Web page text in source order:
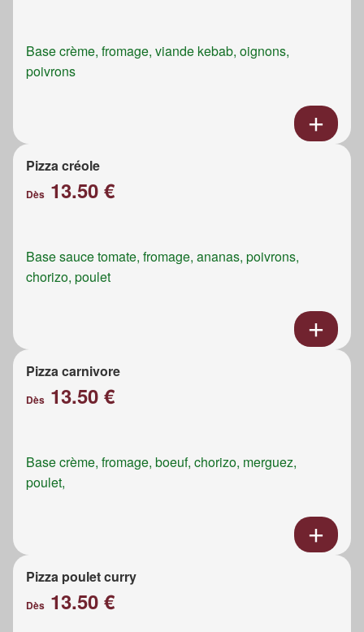
Base crème, fromage, viande kebab, oignons,
poivrons
Pizza créole
Dès 13.50 €
Base sauce tomate, fromage, ananas, poivrons,
chorizo, poulet
Pizza carnivore
Dès 13.50 €
Base crème, fromage, boeuf, chorizo, merguez,
poulet,
Pizza poulet curry
Dès 13.50 €